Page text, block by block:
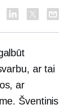
ar tai
ar
Šventinis